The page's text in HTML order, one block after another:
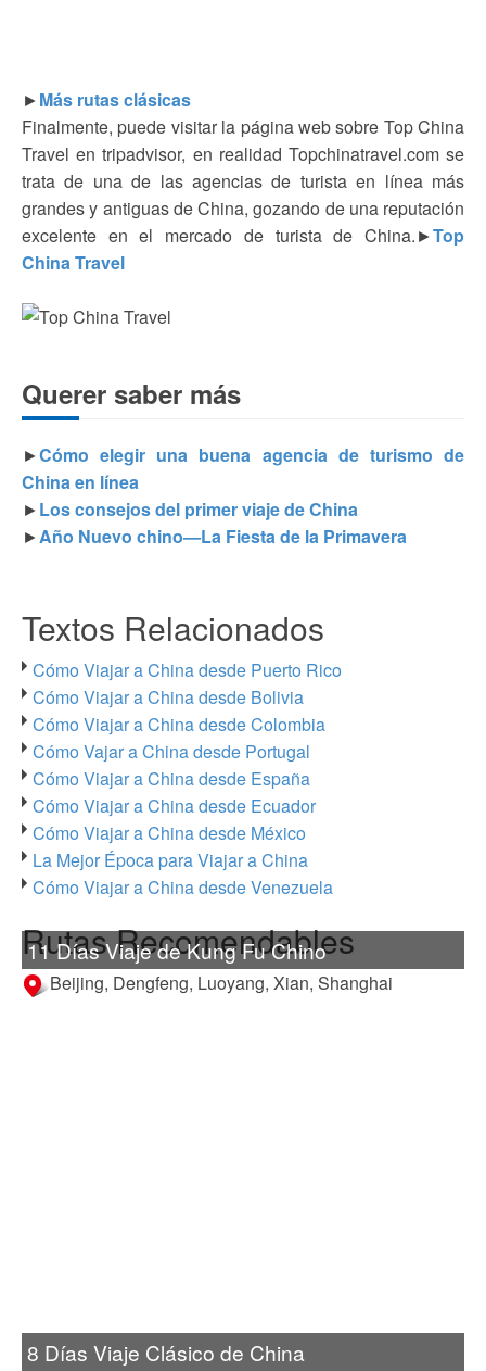
►Más rutas clásicas
Finalmente, puede visitar la página web sobre Top China
Travel en tripadvisor, en realidad Topchinatravel.com se
trata de una de las agencias de turista en línea más
grandes y antiguas de China, gozando de una reputación
excelente en el mercado de turista de China.►Top
China Travel
Querer saber más
►Cómo elegir una buena agencia de turismo de
China en línea
►Los consejos del primer viaje de China
►Año Nuevo chino—La Fiesta de la Primavera
Textos Relacionados
Cómo Viajar a China desde Puerto Rico
Cómo Viajar a China desde Bolivia
Cómo Viajar a China desde Colombia
Cómo Vajar a China desde Portugal
Cómo Viajar a China desde España
Cómo Viajar a China desde Ecuador
Cómo Viajar a China desde México
La Mejor Época para Viajar a China
Cómo Viajar a China desde Venezuela
Rutas Recomendables
11 Días Viaje de Kung Fu Chino
Beijing, Dengfeng, Luoyang, Xian, Shanghai
8 Días Viaje Clásico de China